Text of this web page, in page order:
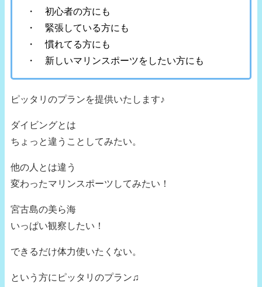
・ 初心者の方にも
・ 緊張している方にも
・ 慣れてる方にも
・ 新しいマリンスポーツをしたい方にも
ピッタリのプランを提供いたします♪
ダイビングとは
ちょっと違うことしてみたい。
他の人とは違う
変わったマリンスポーツしてみたい！
宮古島の美ら海
いっぱい観察したい！
できるだけ体力使いたくない。
という方にピッタリのプラン♫